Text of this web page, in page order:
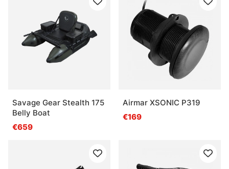
Savage Gear Stealth 175
Belly Boat
€659
Airmar XSONIC P319
€169